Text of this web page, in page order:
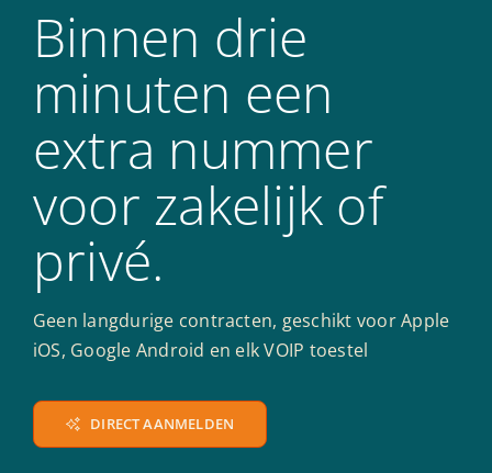
Binnen drie
minuten een
extra nummer
voor zakelijk of
privé.
Geen langdurige contracten, geschikt voor Apple
iOS, Google Android en elk VOIP toestel
DIRECT AANMELDEN